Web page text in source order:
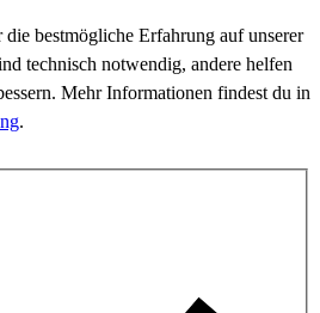
bestmögliche Erfahrung auf unserer
technisch notwendig, andere helfen
Mehr Informationen findest du in
.